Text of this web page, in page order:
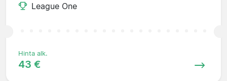
League One
Hinta alk.
43 €